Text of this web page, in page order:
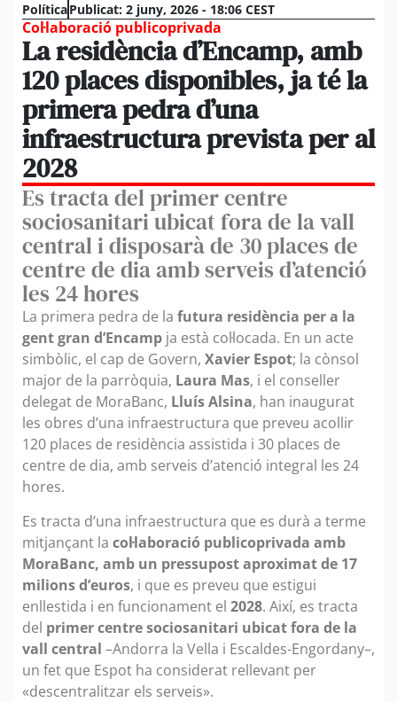
PolíticaPublicat: 2 juny, 2026 - 18:06 CEST
Col·laboració publicoprivada
La residència d’Encamp, amb
120 places disponibles, ja té la
primera pedra d’una
infraestructura prevista per al
2028
Es tracta del primer centre
sociosanitari ubicat fora de la vall
central i disposarà de 30 places de
centre de dia amb serveis d’atenció
les 24 hores
La primera pedra de la futura residència per a la
gent gran d’Encamp ja està col·locada. En un acte
simbòlic, el cap de Govern, Xavier Espot; la cònsol
major de la parròquia, Laura Mas, i el conseller
delegat de MoraBanc, Lluís Alsina, han inaugurat
les obres d’una infraestructura que preveu acollir
120 places de residència assistida i 30 places de
centre de dia, amb serveis d’atenció integral les 24
hores.
Es tracta d’una infraestructura que es durà a terme
mitjançant la col·laboració publicoprivada amb
MoraBanc, amb un pressupost aproximat de 17
milions d’euros, i que es preveu que estigui
enllestida i en funcionament el 2028. Així, es tracta
del primer centre sociosanitari ubicat fora de la
vall central –Andorra la Vella i Escaldes-Engordany–,
un fet que Espot ha considerat rellevant per
«descentralitzar els serveis».